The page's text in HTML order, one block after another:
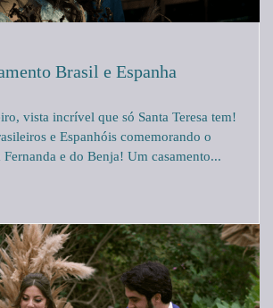
Brasil e Espanha
vista incrível que só Santa Teresa tem!
e Espanhóis comemorando o
Fernanda e do Benja! Um casamento...